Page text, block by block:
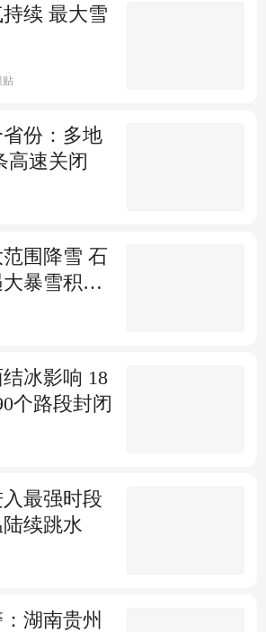
续 最大雪
贴
份：多地
高速关闭
围降雪 石
暴雪积雪
冰影响 18
个路段封闭
最强时段
续跳水
湖南贵州